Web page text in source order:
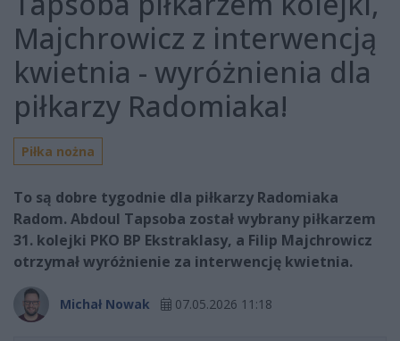
Majchrowicz z interwencją
kwietnia - wyróżnienia dla
piłkarzy Radomiaka!
Piłka nożna
To są dobre tygodnie dla piłkarzy Radomiaka
Radom. Abdoul Tapsoba został wybrany piłkarzem
31. kolejki PKO BP Ekstraklasy, a Filip Majchrowicz
otrzymał wyróżnienie za interwencję kwietnia.
Michał Nowak 07.05.2026 11:18